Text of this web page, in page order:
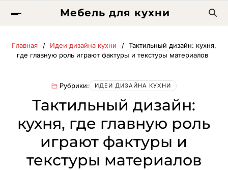
Мебель для кухни
Главная Идеи дизайна кухни
Тактильный дизайн: кухня,
где главную роль играют фактуры и текстуры материалов
Рубрики: ИДЕИ ДИЗАЙНА КУХНИ
Тактильный дизайн:
кухня, где главную роль
играют фактуры и
текстуры материалов